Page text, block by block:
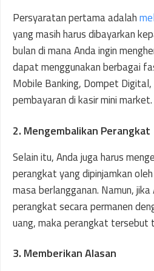
Persyaratan pertama adalah
yang masih harus dibayarkan
bulan di mana Anda ingin
dapat menggunakan berbagai
Mobile Banking, Dompet
pembayaran di kasir mini market.
2. Mengembalikan Perangkat
Selain itu, Anda juga harus
perangkat yang dipinjamkan
masa berlangganan. Namun,
perangkat secara permanen
uang, maka perangkat tersebut
3. Memberikan Alasan